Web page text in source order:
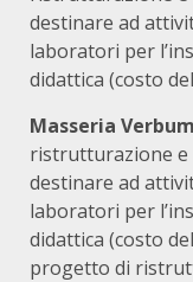
destinare ad
laboratori per
didattica (costo
Masseria
ristrutturazione e
destinare ad
laboratori per
didattica (costo
progetto di